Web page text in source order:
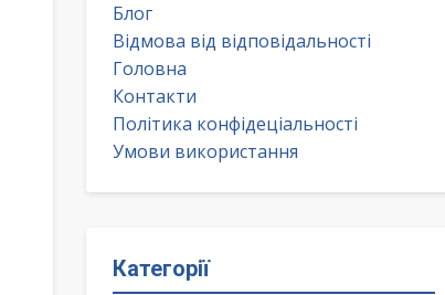
Блог
Відмова від відповідальності
Головна
Контакти
Політика конфідеціальності
Умови використання
Категорії